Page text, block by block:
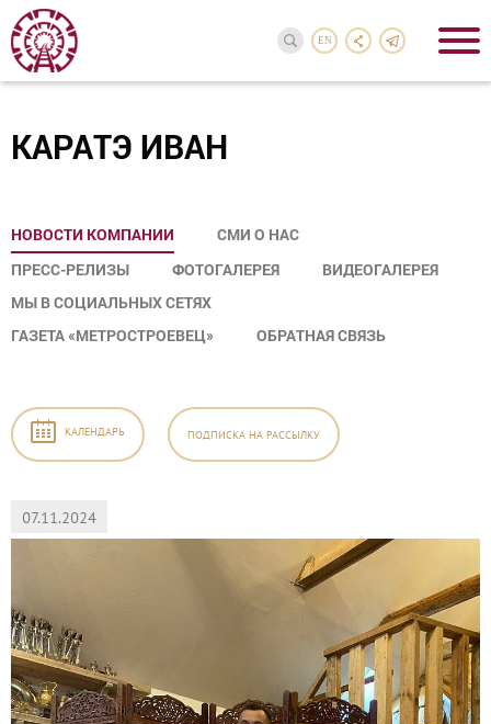
EN
КАРАТЭ ИВАН
НОВОСТИ КОМПАНИИ
СМИ О НАС
ПРЕСС-РЕЛИЗЫ
ФОТОГАЛЕРЕЯ
ВИДЕОГАЛЕРЕЯ
МЫ В СОЦИАЛЬНЫХ СЕТЯХ
ГАЗЕТА «МЕТРОСТРОЕВЕЦ»
ОБРАТНАЯ СВЯЗЬ
КАЛЕНДАРЬ ПОДПИСКА НА РАССЫЛКУ
07.11.2024